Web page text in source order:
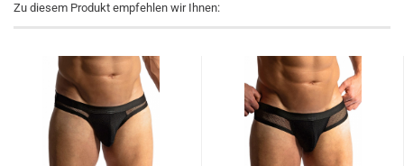
Zu diesem Produkt empfehlen wir Ihnen: